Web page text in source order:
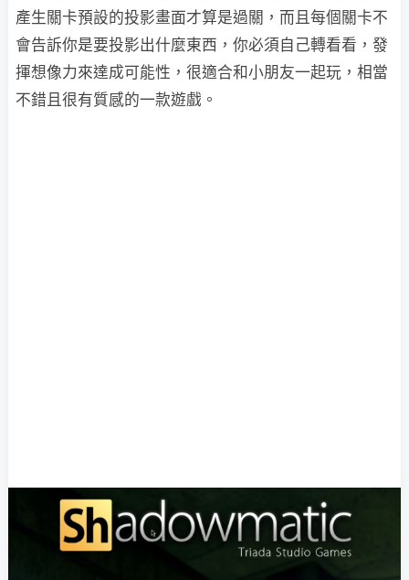
產生關卡預設的投影畫面才算是過關，而且每個關卡不
會告訴你是要投影出什麼東西，你必須自己轉看看，發
揮想像力來達成可能性，很適合和小朋友一起玩，相當
不錯且很有質感的一款遊戲。